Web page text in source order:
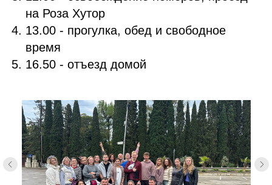
на Роза Хутор
13.00 - прогулка, обед и свободное
время
16.50 - отъезд домой